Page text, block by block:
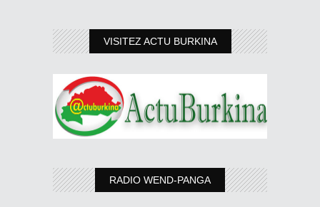
VISITEZ ACTU BURKINA
RADIO WEND-PANGA